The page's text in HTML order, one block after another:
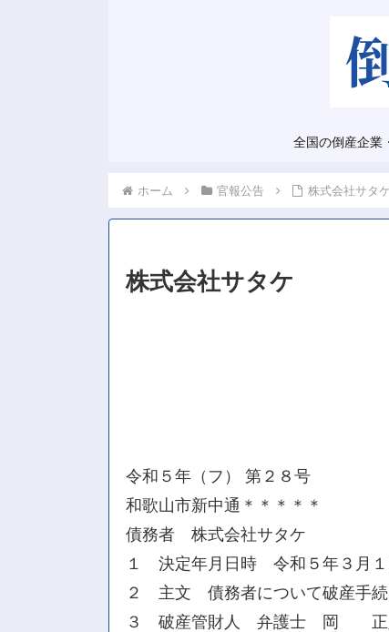
全国の倒産企業
ホーム 官報公告 株式会社サタケ
株式会社サタケ
令和５年（フ） 第２８号
和歌山市新中通＊＊＊＊＊
債務者 株式会社サタケ
１ 決定年月日時 令和５年３月１
２ 主文 債務者について破産手続
３ 破産管財人 弁護士 岡 正